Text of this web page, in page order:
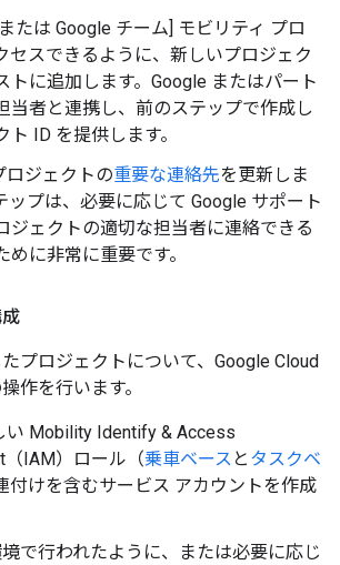
たは Google チーム] モビリティ プロ
セスできるように、新しいプロジェク
トに追加します。Google またはパート
当者と連携し、前のステップで作成し
ト ID を提供します。
ロジェクトの重要な連絡先を更新しま
ップは、必要に応じて Google サポート
ジェクトの適切な担当者に連絡できる
めに非常に重要です。
プロジェクトについて、Google Cloud
作を行います。
い Mobility Identify & Access
（IAM）ロール（乗車ベース と タスクベ
付けを含むサービス アカウントを作成
で行われたように、または必要に応じ